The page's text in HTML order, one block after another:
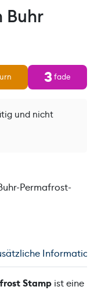
Buhr
3fade
und nicht
Permafrost-
Stamp ist eine